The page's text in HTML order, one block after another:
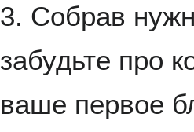
3. Собрав
забудьте про
ваше первое